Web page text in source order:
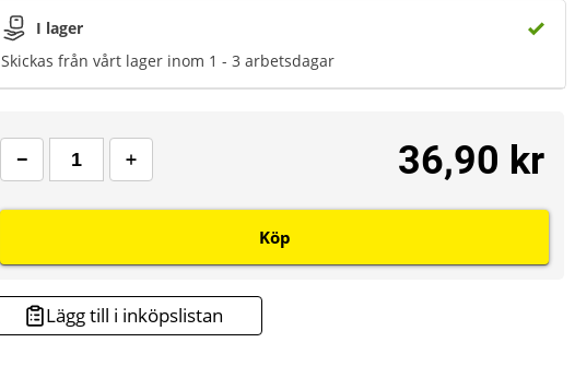
I lager
Skickas från vårt lager inom 1 - 3 arbetsdagar
36,90 kr
Köp
Lägg till i inköpslistan